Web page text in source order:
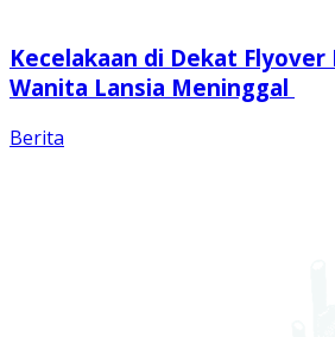
Kecelakaan di Dekat Flyover
Wanita Lansia Meninggal
Berita